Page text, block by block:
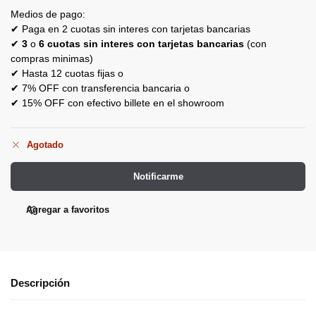
Medios de pago:
✔ Paga en 2 cuotas sin interes con tarjetas bancarias
✔ 3 o 6 cuotas sin interes con tarjetas bancarias (con
compras minimas)
✔ Hasta 12 cuotas fijas o
✔ 7% OFF con transferencia bancaria o
✔ 15% OFF con efectivo billete en el showroom
Agotado
Notificarme
Agregar a favoritos
Descripción